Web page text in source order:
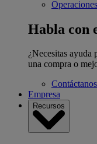
Habla con
¿Necesitas ayuda
una compra o
Contáctanos
Empresa
Recursos